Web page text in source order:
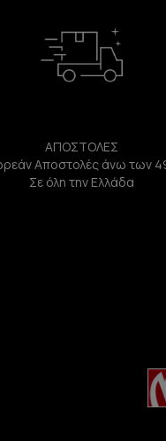
ΑΠΟΣΤΟΛΕΣ
Αποστολές άνω των
Σε όλη την Ελλάδα